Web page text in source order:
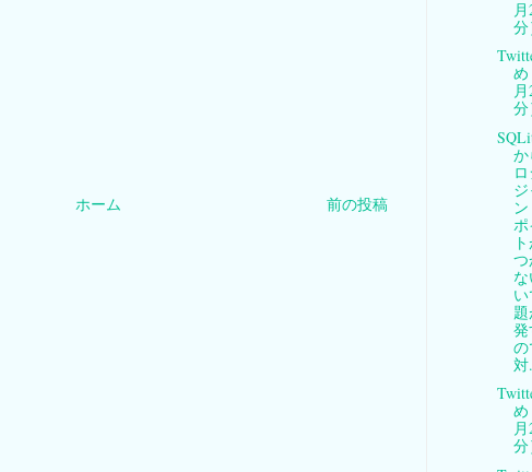
前の投稿
ホーム
分
め
分
ポ
つ
発
の
対
め
分